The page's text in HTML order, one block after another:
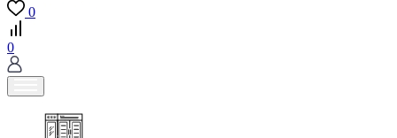
0
0